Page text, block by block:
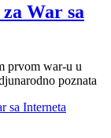
War sa
prvom war-u u
poznata
sa Interneta